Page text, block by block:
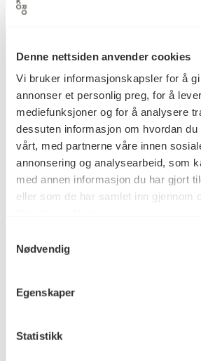
Denne nettsiden anvender cookies
Vi bruker informasjonskapsler for å
annonser et personlig preg, for å
mediefunksjoner og for å analysere
dessuten informasjon om hvordan
vårt, med partnerne våre innen
annonsering og analysearbeid, som
med annen informasjon du har gjort
eller som de har samlet inn gjennom
Nødvendig
Egenskaper
Statistikk
Postboks 6994
St. Olavs plass